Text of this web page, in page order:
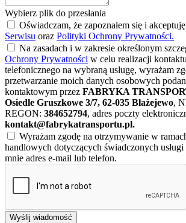
Wybierz plik do przesłania
Oświadczam, że zapoznałem się i
Serwisu oraz Polityki Ochrony Prywatności.
Na zasadach i w zakresie określonym
Ochrony Prywatności w celu realizacji
telefonicznego na wybraną usługę, wyrażam
przetwarzanie moich danych osobowych
kontaktowym przez FABRYKA
Osiedle Gruszkowe 3/7, 62-035 Błażejewo,
REGON: 384652794, adres poczty
kontakt@fabrykatransportu.pl.
Wyrażam zgodę na otrzymywanie w
handlowych dotyczących świadczonych usługi
mnie adres e-mail lub telefon.
Wyślij wiadomość